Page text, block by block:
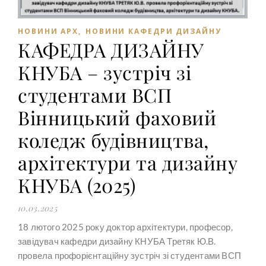
НОВИНИ АРХ, НОВИНИ КАФЕДРИ ДИЗАЙНУ
КАФЕДРА ДИЗАЙНУ
КНУБА – зустріч зі
студентами ВСП
Вінницький фаховий
коледж будівництва,
архітектури та дизайну
КНУБА (2025)
10.03.2025
18 лютого 2025 року доктор архітектури, професор,
завідувач кафедри дизайну КНУБА Третяк Ю.В.
провела профорієнтаційну зустріч зі студентами ВСП